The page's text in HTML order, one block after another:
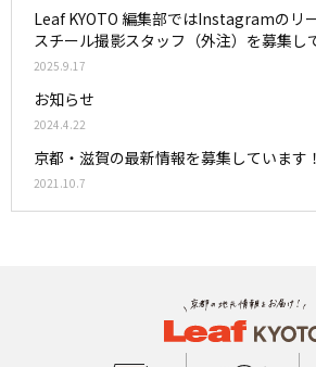
Leaf KYOTO 編集部ではInstagramのリ
スチール撮影スタッフ（外注）を募集し
2025.9.17
お知らせ
2024.4.22
京都・滋賀の最新情報を募集しています！
2021.10.7